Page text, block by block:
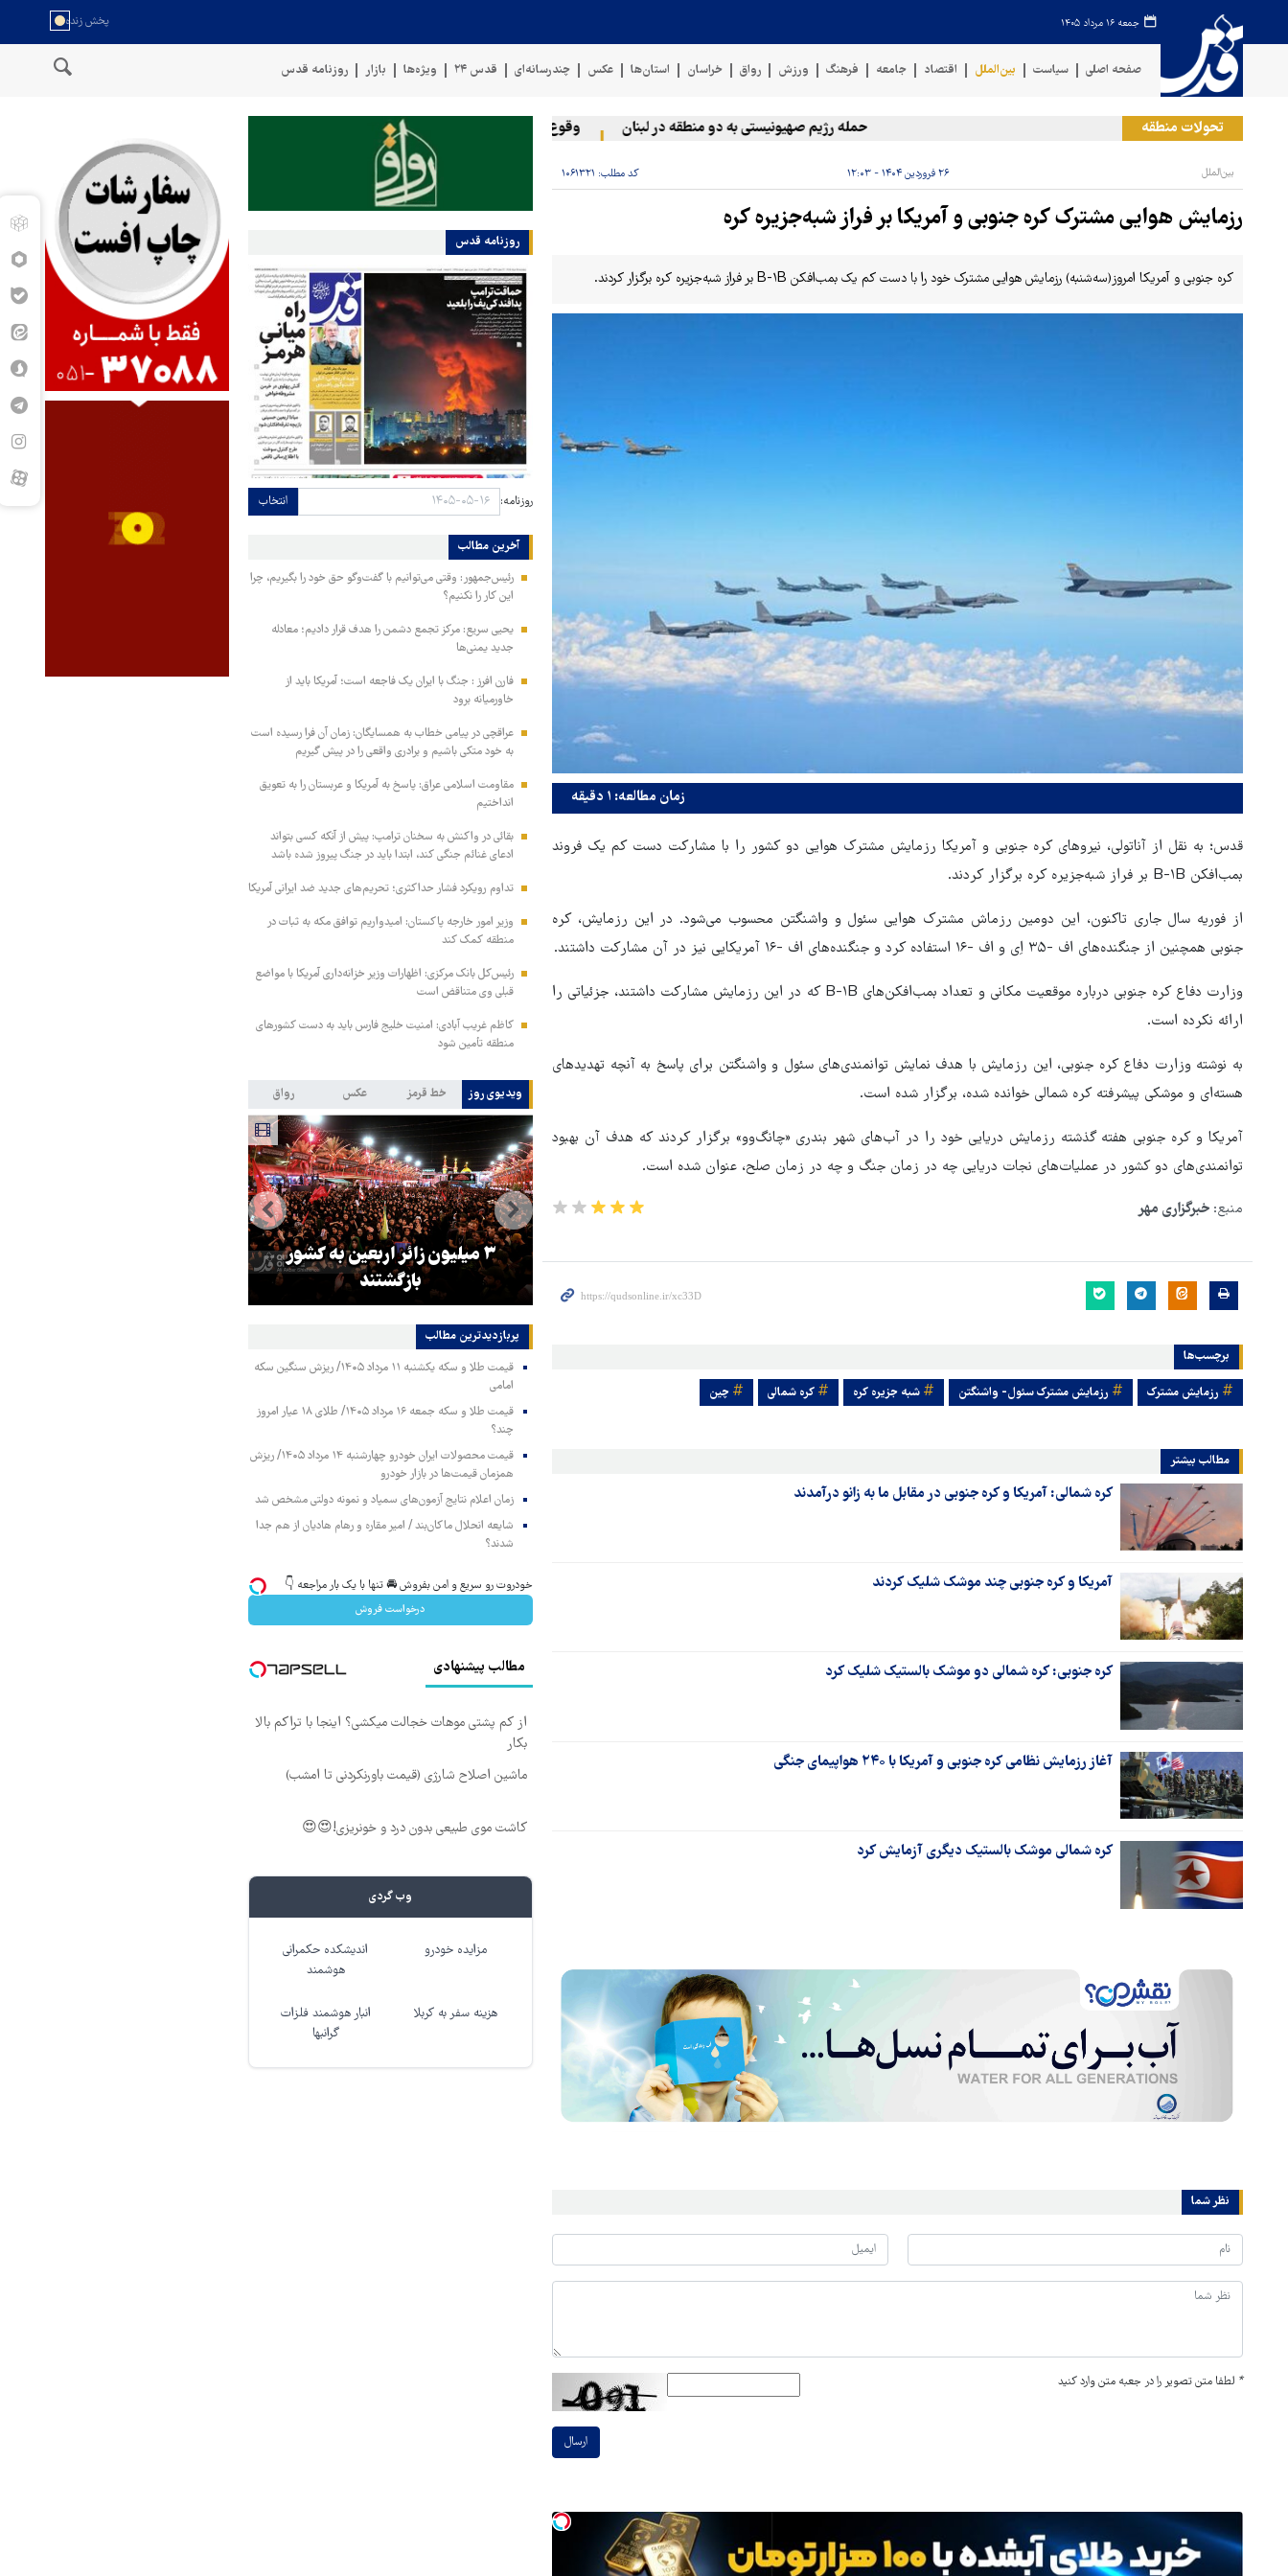
جمعه ۱۶ مرداد ۱۴۰۵
صفحه اصلی سیاست بین‌الملل اقتصاد جامعه فرهنگ ورزش رواق خراسان استان‌ها عکس چندرسانه‌ای قدس ۲۴ ویژه‌ها بازار روزنامه قدس
تحولات منطقه حمله رژیم صهیونیستی به دو منطقه در لبنان وقوع حادثه دریایی در سواحل عمان
بین‌الملل ۲۶ فروردین ۱۴۰۴ - ۱۲:۰۳ کد مطلب: ۱۰۶۱۳۲۱
رزمایش هوایی مشترک کره جنوبی و آمریکا بر فراز شبه‌جزیره کره
کره جنوبی و آمریکا امروز(سه‌شنبه) رزمایش هوایی مشترک خود را با دست کم یک بمب‌افکن B-۱B بر فراز شبه‌جزیره کره برگزار کردند.
زمان مطالعه: ۱ دقیقه
قدس؛ به نقل از آناتولی، نیروهای کره جنوبی و آمریکا رزمایش مشترک هوایی دو کشور را با مشارکت دست کم یک فروند
بمب‌افکن B-۱B بر فراز شبه‌جزیره کره برگزار کردند.
از فوریه سال جاری تاکنون، این دومین رزماش مشترک هوایی سئول و واشنگتن محسوب می‌شود. در این رزمایش، کره
جنوبی همچنین از جنگنده‌های اف -۳۵ اِی و اف -۱۶ استفاده کرد و جنگنده‌های اف -۱۶ آمریکایی نیز در آن مشارکت داشتند.
وزارت دفاع کره جنوبی درباره موقعیت مکانی و تعداد بمب‌افکن‌های B-۱B که در این رزمایش مشارکت داشتند، جزئیاتی را
ارائه نکرده است.
به نوشته وزارت دفاع کره جنوبی، این رزمایش با هدف نمایش توانمندی‌های سئول و واشنگتن برای پاسخ به آنچه تهدیدهای
هسته‌ای و موشکی پیشرفته کره شمالی خوانده شده، برگزار شده است.
آمریکا و کره جنوبی هفته گذشته رزمایش دریایی خود را در آب‌های شهر بندری «چانگ‌وو» برگزار کردند که هدف آن بهبود
توانمندی‌های دو کشور در عملیات‌های نجات دریایی چه در زمان جنگ و چه در زمان صلح، عنوان شده است.
منبع: خبرگزاری مهر
برچسب‌ها
رزمایش مشترک رزمایش مشترک سئول- واشنگتن شبه جزیره کره کره شمالی چین
مطالب بیشتر
کره شمالی: آمریکا و کره جنوبی در مقابل ما به زانو درآمدند
آمریکا و کره جنوبی چند موشک شلیک کردند
کره جنوبی: کره شمالی دو موشک بالستیک شلیک کرد
آغاز رزمایش نظامی کره جنوبی و آمریکا با ۲۴۰ هواپیمای جنگی
کره شمالی موشک بالستیک دیگری آزمایش کرد
نظر شما
* لطفا متن تصویر را در جعبه متن وارد کنید
ارسال
روزنامه قدس
روزنامه: انتخاب
آخرین مطالب
رئیس‌جمهور: وقتی می‌توانیم با گفت‌وگو حق خود را بگیریم، چرا
این کار را نکنیم؟
یحیی سریع: مرکز تجمع دشمن را هدف قرار دادیم؛ معادله
جدید یمنی‌ها
فارن افرز : جنگ با ایران یک فاجعه است؛ آمریکا باید از
خاورمیانه برود
عراقچی در پیامی خطاب به همسایگان: زمان آن فرا رسیده است
به خود متکی باشیم و برادری واقعی را در پیش گیریم
مقاومت اسلامی عراق: پاسخ به آمریکا و عربستان را به تعویق
انداختیم
بقائی در واکنش به سخنان ترامپ: پیش از آنکه کسی بتواند
ادعای غنائم جنگی کند، ابتدا باید در جنگ پیروز شده باشد
تداوم رویکرد فشار حداکثری؛ تحریم‌های جدید ضد ایرانی آمریکا
وزیر امور خارجه پاکستان: امیدواریم توافق مکه به ثبات در
منطقه کمک کند
رئیس‌کل بانک مرکزی: اظهارات وزیر خزانه‌داری آمریکا با مواضع
قبلی وی متناقض است
کاظم غریب آبادی: امنیت خلیج فارس باید به دست کشورهای
منطقه تأمین شود
ویدیوی روز خط قرمز عکس رواق
هماهنگی محور مقاومت، آمریکا را
ترامپ نماد فساد، اقتدارگرایی و
۳ میلیون زائر اربعین به کشور
بازگشتند
پربازدیدترین‌ مطالب
قیمت طلا و سکه یکشنبه ۱۱ مرداد ۱۴۰۵/ ریزش سنگین سکه
امامی
قیمت طلا و سکه جمعه ۱۶ مرداد ۱۴۰۵/ طلای ۱۸ عیار امروز
چند؟
قیمت محصولات ایران خودرو چهارشنبه ۱۴ مرداد ۱۴۰۵/ ریزش
همزمان قیمت‌ها در بازار خودرو
زمان اعلام نتایج آزمون‌های سمپاد و نمونه دولتی مشخص شد
شایعه انحلال ماکان‌بند / امیر مقاره و رهام هادیان از هم جدا
شدند؟
خودروت رو سریع و امن بفروش 🚘 تنها با یک بار مراجعه 👇
درخواست فروش
مطالب پیشنهادی
از کم پشتی موهات خجالت میکشی؟ اینجا با تراکم بالا
بکار
ماشین اصلاح شارژی (قیمت باورنکردنی تا امشب)
کاشت موی طبیعی بدون درد و خونریزی!😍😍
وب گردی
مزایده خودرو
اندیشکده حکمرانی
هوشمند
هزینه سفر به کربلا
انبار هوشمند فلزات
گرانبها